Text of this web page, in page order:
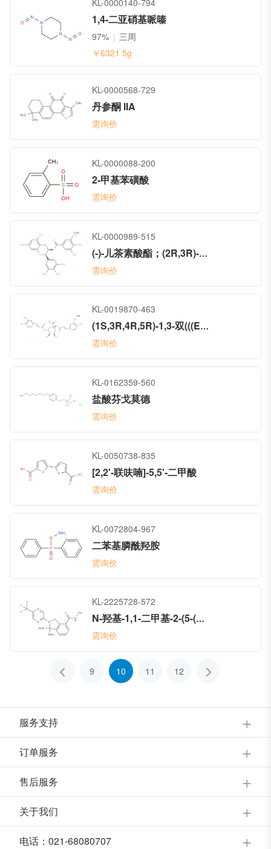
KL-0000140-794
1,4-二亚硝基哌嗪
97%
三周
￥6321 5g
KL-0000568-729
丹参酮 IIA
需询价
KL-0000088-200
2-甲基苯磺酸
需询价
KL-0000989-515
(-)-儿茶素酸酯；(2R,3R)-5,7-二羟基-2-(3,4,5-三羟基苯基)苯并吡喃-3-基3,4,5-三羟基苯甲酸酯
需询价
KL-0019870-463
(1S,3R,4R,5R)-1,3-双(((E)-3-(3,4-二羟基苯基)丙烯酰基)氧基)-4,5-二羟基环己酸
需询价
KL-0162359-560
盐酸芬戈莫德
需询价
KL-0050738-835
[2,2'-联呋喃]-5,5'-二甲酸
需询价
KL-0072804-967
二苯基膦酰羟胺
需询价
KL-2225728-572
N-羟基-1,1-二甲基-2-(5-(三氟甲基)吡嗪-2-基)异吲哚啉-4-甲酰胺
需询价
9 10 11 12
服务支持
订单服务
售后服务
关于我们
电话：021-68080707